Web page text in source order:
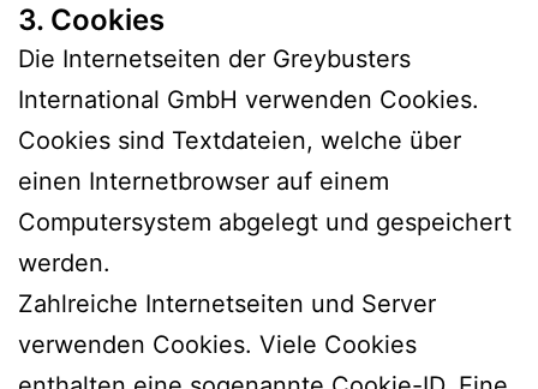
3. Cookies
Die Internetseiten der Greybusters
International GmbH verwenden Cookies.
Cookies sind Textdateien, welche über
einen Internetbrowser auf einem
Computersystem abgelegt und gespeichert
werden.
Zahlreiche Internetseiten und Server
verwenden Cookies. Viele Cookies